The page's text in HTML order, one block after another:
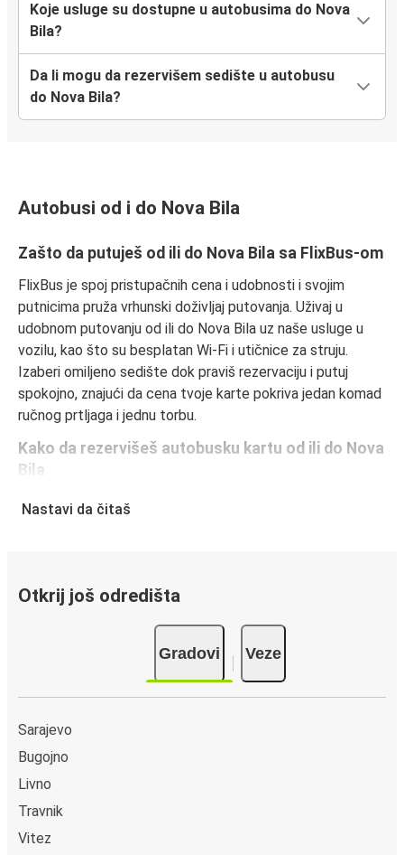
Koje usluge su dostupne u autobusima do Nova
Bila?
Da li mogu da rezervišem sedište u autobusu
do Nova Bila?
Autobusi od i do Nova Bila
Zašto da putuješ od ili do Nova Bila sa FlixBus-om
FlixBus je spoj pristupačnih cena i udobnosti i svojim
putnicima pruža vrhunski doživljaj putovanja. Uživaj u
udobnom putovanju od ili do Nova Bila uz naše usluge u
vozilu, kao što su besplatan Wi-Fi i utičnice za struju.
Izaberi omiljeno sedište dok praviš rezervaciju i putuj
spokojno, znajući da cena tvoje karte pokriva jedan komad
ručnog prtljaga i jednu torbu.
Kako da rezervišeš autobusku kartu od ili do Nova
Bila
Rezervisanje karte za FlixBus je lako: na ovom veb-sajtu ili
onlajn načina plaćanja, kao što su kreditna kartica, Paypal,
Google i Apple Pay. Druga mogućnost je da platiš u
gotovini u autobusu ili na prodajnom mestu.
Nastavi da čitaš
Otkrij još odredišta
Gradovi Veze
Sarajevo
Bugojno
Livno
Travnik
Vitez